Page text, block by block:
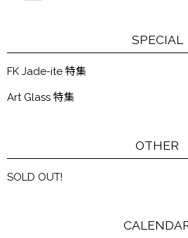
SPECIAL
FK Jade-ite 特集
Art Glass 特集
OTHER
SOLD OUT!